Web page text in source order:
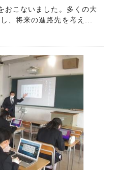
おこないました。多くの大
、将来の進路先を考え...